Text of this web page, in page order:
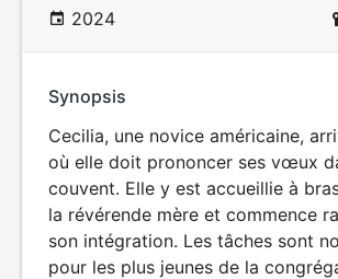
2024
Synopsis
Cecilia, une novice américaine,
où elle doit prononcer ses vœux
couvent. Elle y est accueillie à
la révérende mère et commence
son intégration. Les tâches sont
pour les plus jeunes de la